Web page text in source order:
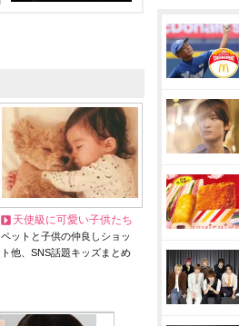
天使級に可愛い子供たち
ペットと子供の仲良しショッ
ト他、SNS話題キッズまとめ